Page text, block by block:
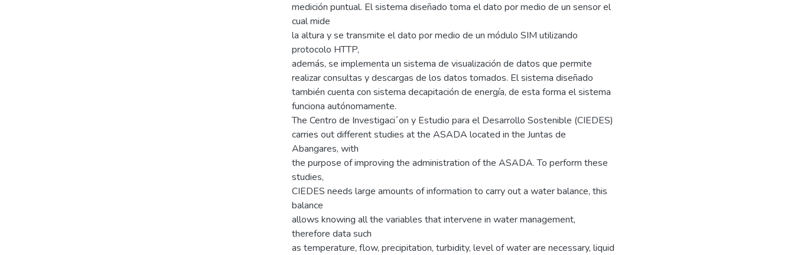
medición puntual. El sistema diseñado toma el dato por medio de un sensor el
cual mide
la altura y se transmite el dato por medio de un módulo SIM utilizando
protocolo HTTP,
además, se implementa un sistema de visualización de datos que permite
realizar consultas y descargas de los datos tomados. El sistema diseñado
también cuenta con sistema decapitación de energía, de esta forma el sistema
funciona autónomamente.
The Centro de Investigaci´on y Estudio para el Desarrollo Sostenible (CIEDES)
carries out different studies at the ASADA located in the Juntas de
Abangares, with
the purpose of improving the administration of the ASADA. To perform these
studies,
CIEDES needs large amounts of information to carry out a water balance, this
balance
allows knowing all the variables that intervene in water management,
therefore data such
as temperature, flow, precipitation, turbidity, level of water are necessary, liquid